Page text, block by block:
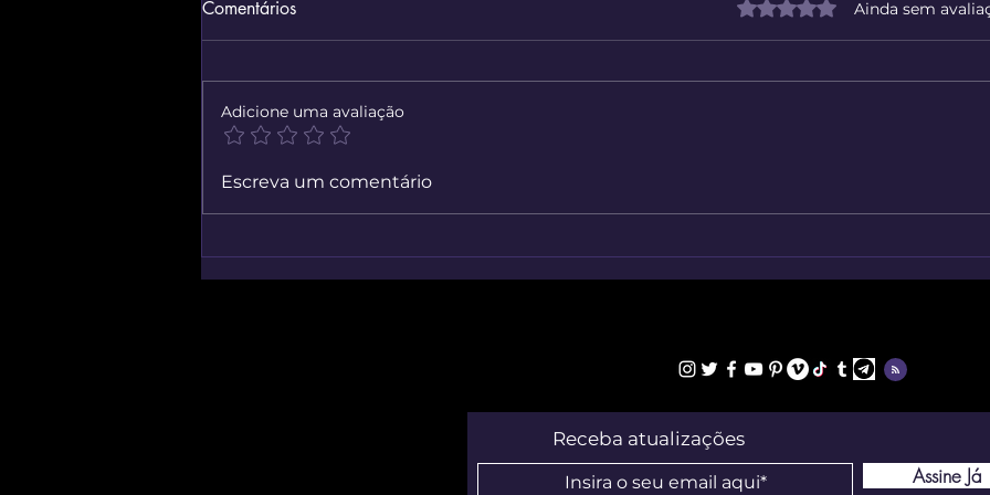
Simulador Virtual De Reparo
Comentários Avaliado com 0 de 5
Ainda sem
Adicione uma avaliação
Escreva um comentário
Receba atualizações
Assine Já